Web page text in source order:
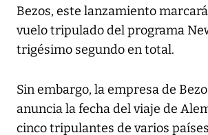
Bezos, este lanzamiento
vuelo tripulado del programa
trigésimo segundo en total.
Sin embargo, la empresa de
anuncia la fecha del viaje de
cinco tripulantes de varios